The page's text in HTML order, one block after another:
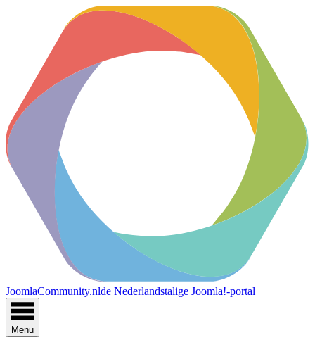
JoomlaCommunity.nlde Nederlandstalige Joomla!-portal
Menu